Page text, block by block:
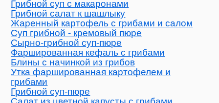
Грибной суп с макаронами
Грибной салат к шашлыку
Жаренный картофель с грибами и салом
Суп грибной - кремовый пюре
Сырно-грибной суп-пюре
Фаршированная кефаль с грибами
Блины с начинкой из грибов
Утка фаршированная картофелем и
грибами
Грибной суп-пюре